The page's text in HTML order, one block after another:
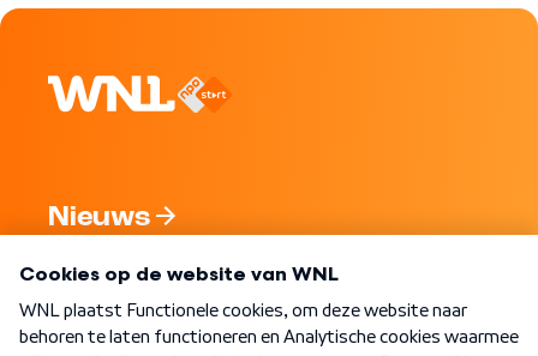
Nieuws
Nieuwsbrief